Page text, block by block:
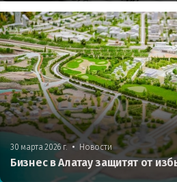
30 марта 2026 г. • Новости
Бизнес в Алатау защитят от